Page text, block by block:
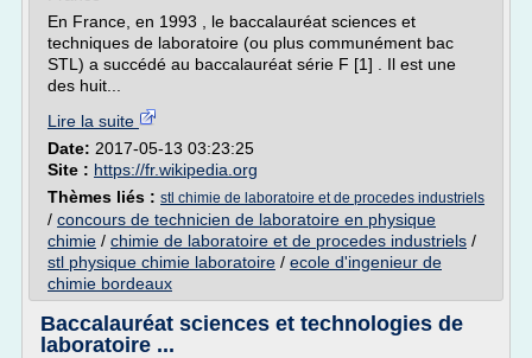
En France, en 1993 , le baccalauréat sciences et
techniques de laboratoire (ou plus communément bac
STL) a succédé au baccalauréat série F [1] . Il est une
des huit...
Lire la suite
Date: 2017-05-13 03:23:25
Site : https://fr.wikipedia.org
Thèmes liés : stl chimie de laboratoire et de procedes industriels
/ concours de technicien de laboratoire en physique
chimie / chimie de laboratoire et de procedes industriels /
stl physique chimie laboratoire / ecole d'ingenieur de
chimie bordeaux
Baccalauréat sciences et technologies de
laboratoire ...